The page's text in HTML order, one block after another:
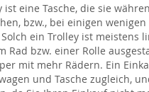
ist eine Tasche, die sie
bzw., bei einigen
ein Trolley ist meistens
Rad bzw. einer Rolle
mit mehr Rädern. Ein
und Tasche zugleich,